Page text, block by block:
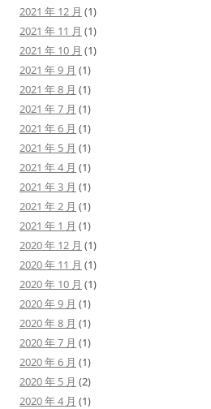
2021 年 12 月 (1)
2021 年 11 月 (1)
2021 年 10 月 (1)
2021 年 9 月 (1)
2021 年 8 月 (1)
2021 年 7 月 (1)
2021 年 6 月 (1)
2021 年 5 月 (1)
2021 年 4 月 (1)
2021 年 3 月 (1)
2021 年 2 月 (1)
2021 年 1 月 (1)
2020 年 12 月 (1)
2020 年 11 月 (1)
2020 年 10 月 (1)
2020 年 9 月 (1)
2020 年 8 月 (1)
2020 年 7 月 (1)
2020 年 6 月 (1)
2020 年 5 月 (2)
2020 年 4 月 (1)